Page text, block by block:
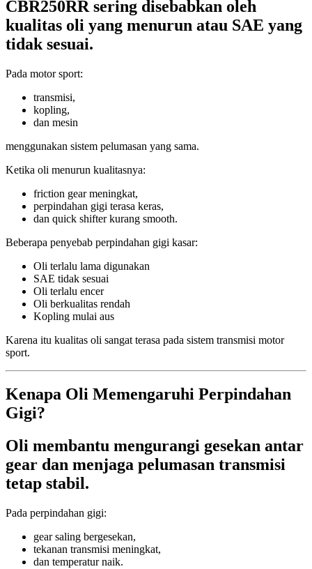
CBR250RR sering disebabkan oleh
kualitas oli yang menurun atau SAE yang
tidak sesuai.
Pada motor sport:
transmisi,
kopling,
dan mesin
menggunakan sistem pelumasan yang sama.
Ketika oli menurun kualitasnya:
friction gear meningkat,
perpindahan gigi terasa keras,
dan quick shifter kurang smooth.
Beberapa penyebab perpindahan gigi kasar:
Oli terlalu lama digunakan
SAE tidak sesuai
Oli terlalu encer
Oli berkualitas rendah
Kopling mulai aus
Karena itu kualitas oli sangat terasa pada sistem transmisi motor
sport.
Kenapa Oli Memengaruhi Perpindahan
Gigi?
Oli membantu mengurangi gesekan antar
gear dan menjaga pelumasan transmisi
tetap stabil.
Pada perpindahan gigi:
gear saling bergesekan,
tekanan transmisi meningkat,
dan temperatur naik.